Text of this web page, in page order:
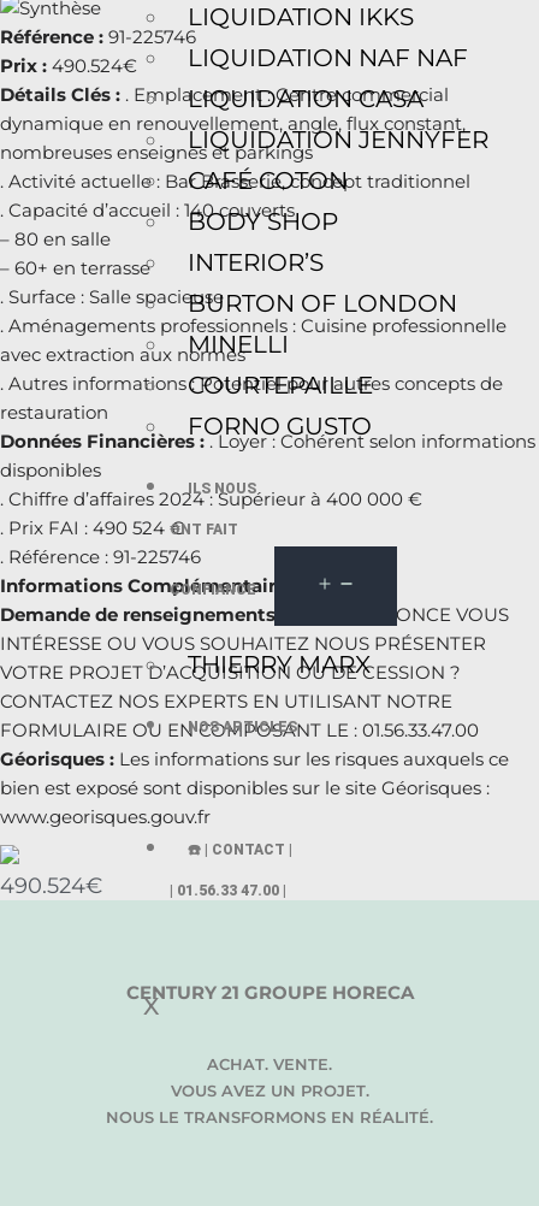
LIQUIDATION IKKS
LIQUIDATION NAF NAF
LIQUIDATION CASA
LIQUIDATION JENNYFER
CAFÉ COTON
BODY SHOP
INTERIOR’S
BURTON OF LONDON
MINELLI
COURTEPAILLE
FORNO GUSTO
ILS NOUS
ONT FAIT
CONFIANCE
THIERRY MARX
NOS ARTICLES
☎️ | CONTACT |
| 01.56.33 47.00 |
X
Référence : 91-225746
Prix : 490.524€
Détails Clés : . Emplacement : Centre commercial
dynamique en renouvellement, angle, flux constant,
nombreuses enseignes et parkings
. Activité actuelle : Bar Brasserie, concept traditionnel
. Capacité d’accueil : 140 couverts
– 80 en salle
– 60+ en terrasse
. Surface : Salle spacieuse
. Aménagements professionnels : Cuisine professionnelle
avec extraction aux normes
. Autres informations : Potentiel pour autres concepts de
restauration
Données Financières :. Loyer : Cohérent selon informations
disponibles
. Chiffre d’affaires 2024 : Supérieur à 400 000 €
. Prix FAI : 490 524 €
. Référence : 91-225746
Informations Complémentaires :
–
Demande de renseignements :
CETTE ANNONCE VOUS
INTÉRESSE OU VOUS SOUHAITEZ NOUS PRÉSENTER
VOTRE PROJET D’ACQUISITION OU DE CESSION ?
CONTACTEZ NOS EXPERTS EN UTILISANT NOTRE
FORMULAIRE OU EN COMPOSANT LE : 01.56.33.47.00
Géorisques : Les informations sur les risques auxquels ce
bien est exposé sont disponibles sur le site Géorisques :
www.georisques.gouv.fr
490.524€
CENTURY 21 GROUPE HORECA
ACHAT. VENTE.
VOUS AVEZ UN PROJET.
NOUS LE TRANSFORMONS EN RÉALITÉ.